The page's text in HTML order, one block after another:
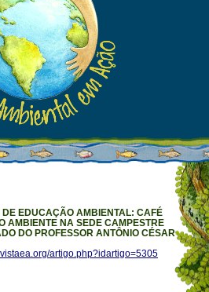
DE EDUCAÇÃO AMBIENTAL: CAFÉ
AMBIENTE NA SEDE CAMPESTRE
DO PROFESSOR ANTÔNIO CÉSAR
artigo.php?idartigo=5305